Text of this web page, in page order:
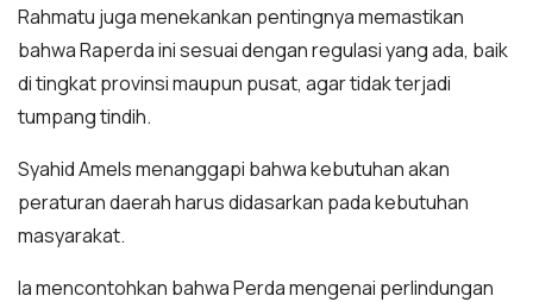
Rahmatu juga menekankan pentingnya memastikan
bahwa Raperda ini sesuai dengan regulasi yang ada, baik
di tingkat provinsi maupun pusat, agar tidak terjadi
tumpang tindih.
Syahid Amels menanggapi bahwa kebutuhan akan
peraturan daerah harus didasarkan pada kebutuhan
masyarakat.
Ia mencontohkan bahwa Perda mengenai perlindungan